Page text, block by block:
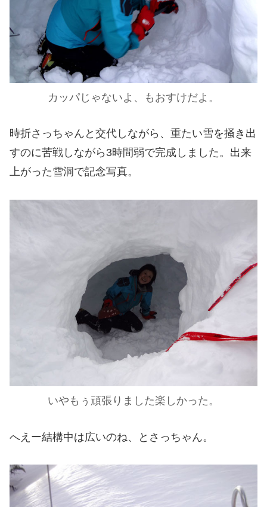
カッパじゃないよ、もおすけだよ。
時折さっちゃんと交代しながら、重たい雪を掻き出
すのに苦戦しながら3時間弱で完成しました。出来
上がった雪洞で記念写真。
いやもぅ頑張りました楽しかった。
へえー結構中は広いのね、とさっちゃん。